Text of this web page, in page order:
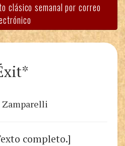
clásico semanal por correo
Zamparelli
completo.]